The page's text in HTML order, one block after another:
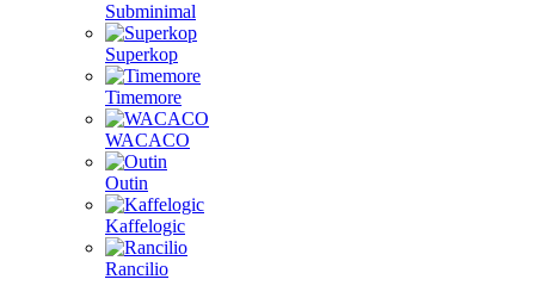
Subminimal
Superkop
Timemore
WACACO
Outin
Kaffelogic
Rancilio